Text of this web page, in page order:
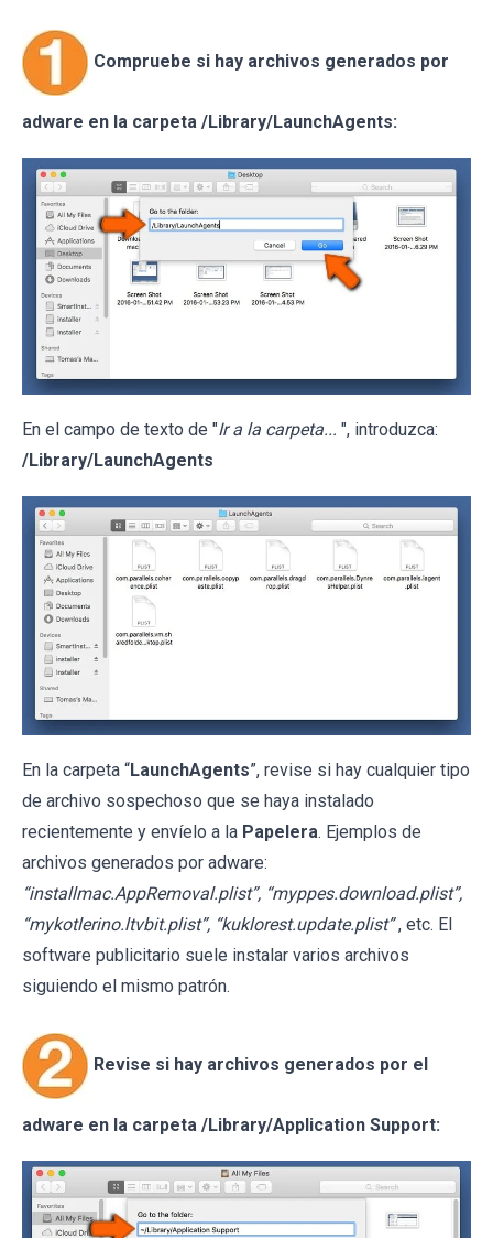
Compruebe si hay archivos generados por
adware en la carpeta /Library/LaunchAgents:
En el campo de texto de "Ir a la carpeta... ", introduzca:
/Library/LaunchAgents
En la carpeta “LaunchAgents”, revise si hay cualquier tipo
de archivo sospechoso que se haya instalado
recientemente y envíelo a la Papelera. Ejemplos de
archivos generados por adware:
“installmac.AppRemoval.plist”, “myppes.download.plist”,
“mykotlerino.ltvbit.plist”, “kuklorest.update.plist” , etc. El
software publicitario suele instalar varios archivos
siguiendo el mismo patrón.
Revise si hay archivos generados por el
adware en la carpeta /Library/Application Support: